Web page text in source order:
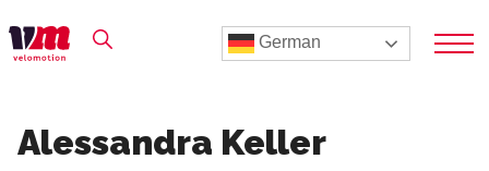
German
Alessandra Keller